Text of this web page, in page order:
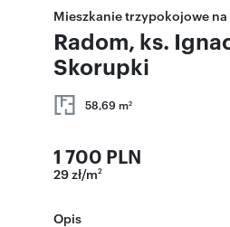
Mieszkanie trzypokojowe
Radom, ks.
Skorupki
58,69 m2
1 700 PLN
29 zł/m2
Opis